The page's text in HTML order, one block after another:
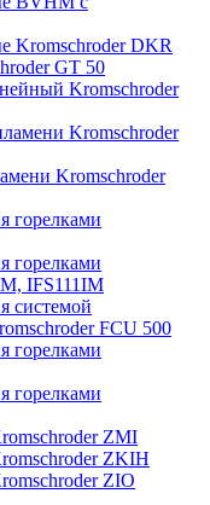
Kromschroder DKR
GT 50
Kromschroder
Kromschroder
Kromschroder
горелками
горелками
IFS111IM
системой
FCU 500
горелками
горелками
ZМI
ZKIH
ZIO